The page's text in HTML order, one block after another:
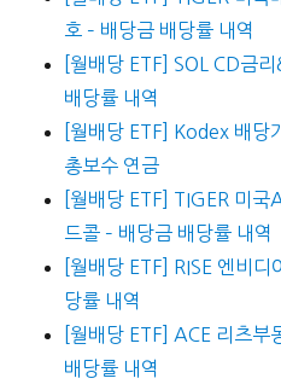
호 – 배당금 배당률 내역
[월배당 ETF] SOL CD금
배당률 내역
[월배당 ETF] Kodex 배당
총보수 연금
[월배당 ETF] TIGER 미
드콜 – 배당금 배당률 내역
[월배당 ETF] RISE 엔비
당률 내역
[월배당 ETF] ACE 리츠부
배당률 내역